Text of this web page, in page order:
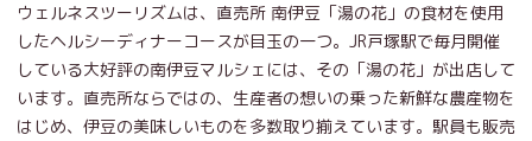
ウェルネスツーリズムは、直売所 南伊豆「湯の花」の食材を使用
したヘルシーディナーコースが目玉の一つ。JR戸塚駅で毎月開催
している大好評の南伊豆マルシェには、その「湯の花」が出店して
います。直売所ならではの、生産者の想いの乗った新鮮な農産物を
はじめ、伊豆の美味しいものを多数取り揃えています。駅員も販売